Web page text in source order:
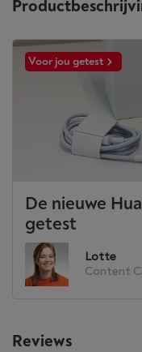
Voor jou getest
De nieuwe
getest
Lotte
Content
Reviews